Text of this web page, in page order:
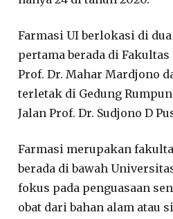
Farmasi UI berlokasi di
pertama berada di Fakultas
Prof. Dr. Mahar Mardjono
terletak di Gedung
Jalan Prof. Dr. Sudjono D
Farmasi merupakan
berada di bawah
fokus pada penguasaan
obat dari bahan alam atau